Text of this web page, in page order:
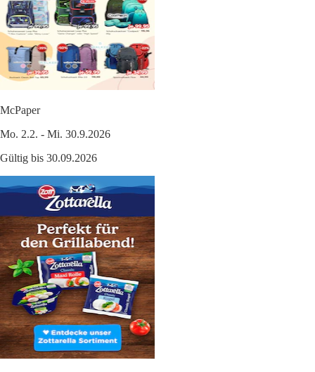
McPaper
Mo. 2.2. - Mi. 30.9.2026
Gültig bis 30.09.2026